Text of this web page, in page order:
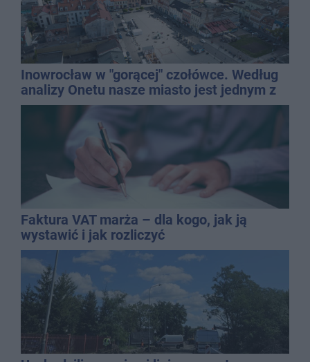
Inowrocław w "gorącej" czołówce. Według
analizy Onetu nasze miasto jest jednym z
najbardziej narażonych na upały
Faktura VAT marża – dla kogo, jak ją
wystawić i jak rozliczyć